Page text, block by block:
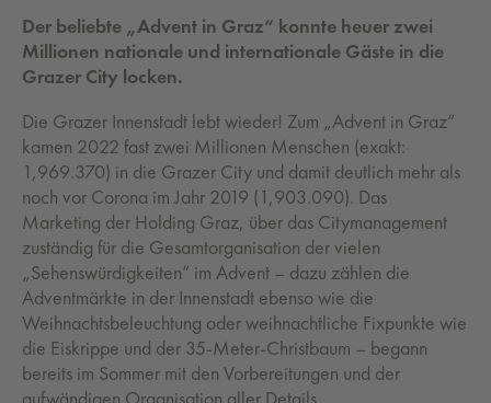
Der beliebte „Advent in Graz“ konnte heuer zwei
Millionen nationale und internationale Gäste in die
Grazer City locken.
Die Grazer Innenstadt lebt wieder! Zum „Advent in Graz“
kamen 2022 fast zwei Millionen Menschen (exakt:
1,969.370) in die Grazer City und damit deutlich mehr als
noch vor Corona im Jahr 2019 (1,903.090). Das
Marketing der Holding Graz, über das Citymanagement
zuständig für die Gesamtorganisation der vielen
„Sehenswürdigkeiten“ im Advent – dazu zählen die
Adventmärkte in der Innenstadt ebenso wie die
Weihnachtsbeleuchtung oder weihnachtliche Fixpunkte wie
die Eiskrippe und der 35-Meter-Christbaum – begann
bereits im Sommer mit den Vorbereitungen und der